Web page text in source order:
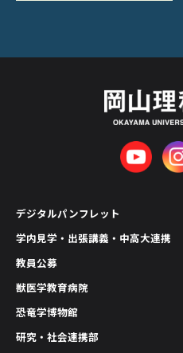
デジタルパンフレット
学内見学・出張講義・中高大連携
教員公募
獣医学教育病院
恐竜学博物館
研究・社会連携部